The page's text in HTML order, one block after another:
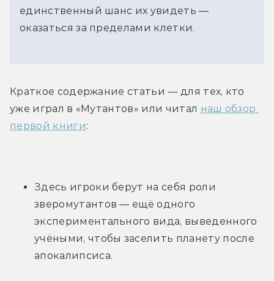
единственный шанс их увидеть —
оказаться за пределами клетки.
Краткое содержание статьи — для тех, кто
уже играл в «Мутантов» или читал наш обзор
первой книги:
Здесь игроки берут на себя роли
зверомутантов — ещё одного
экспериментального вида, выведенного
учёными, чтобы заселить планету после
апокалипсиса.